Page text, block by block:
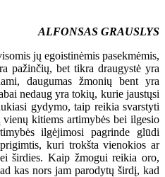
ALFONSAS GRAUSLYS
jų egoistinėmis pasekmėmis,
pažinčių, bet tikra draugystė yra
daugumas žmonių bent yra
nedaug yra tokių, kurie jaustųsi
gydymo, taip reikia svarstyti
kitiems artimybės bei ilgesio
ilgėjimosi pagrinde glūdi
kuri trokšta vienokios ar
širdies. Kaip žmogui reikia oro,
kas nors jam parodytų širdį, kad